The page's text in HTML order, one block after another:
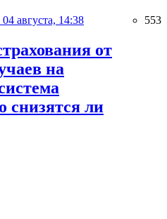
04 августа, 14:38 553
от
на
снизятся ли